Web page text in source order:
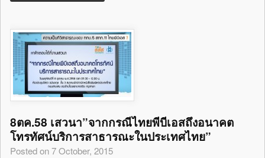
8ตค.58 เสวนา”จากกรณีไทยพีบีเอสถึงอนาคต
โทรทัศน์บริการสาธารณะในประเทศไทย”
Posted on 7 October, 2015